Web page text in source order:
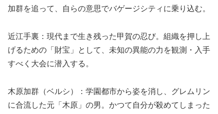
加群を追って、自らの意思でバゲージシティに乗り込む。
近江手裏：現代まで生き残った甲賀の忍び。組織を押し上
げるための「財宝」として、未知の異能の力を観測・入手
すべく大会に潜入する。
木原加群（ベルシ）：学園都市から姿を消し、グレムリン
に合流した元「木原」の男。かつて自分が殺めてしまった